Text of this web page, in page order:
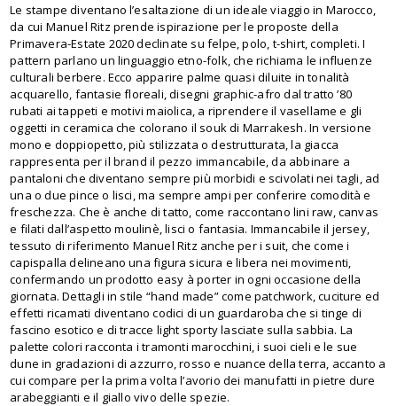
Le stampe diventano l’esaltazione di un ideale viaggio in Marocco,
da cui Manuel Ritz prende ispirazione per le proposte della
Primavera-Estate 2020 declinate su felpe, polo, t-shirt, completi. I
pattern parlano un linguaggio etno-folk, che richiama le influenze
culturali berbere. Ecco apparire palme quasi diluite in tonalità
acquarello, fantasie floreali, disegni graphic-afro dal tratto ’80
rubati ai tappeti e motivi maiolica, a riprendere il vasellame e gli
oggetti in ceramica che colorano il souk di Marrakesh. In versione
mono e doppiopetto, più stilizzata o destrutturata, la giacca
rappresenta per il brand il pezzo immancabile, da abbinare a
pantaloni che diventano sempre più morbidi e scivolati nei tagli, ad
una o due pince o lisci, ma sempre ampi per conferire comodità e
freschezza. Che è anche di tatto, come raccontano lini raw, canvas
e filati dall’aspetto moulinè, lisci o fantasia. Immancabile il jersey,
tessuto di riferimento Manuel Ritz anche per i suit, che come i
capispalla delineano una figura sicura e libera nei movimenti,
confermando un prodotto easy à porter in ogni occasione della
giornata. Dettagli in stile “hand made” come patchwork, cuciture ed
effetti ricamati diventano codici di un guardaroba che si tinge di
fascino esotico e di tracce light sporty lasciate sulla sabbia. La
palette colori racconta i tramonti marocchini, i suoi cieli e le sue
dune in gradazioni di azzurro, rosso e nuance della terra, accanto a
cui compare per la prima volta l’avorio dei manufatti in pietre dure
arabeggianti e il giallo vivo delle spezie.